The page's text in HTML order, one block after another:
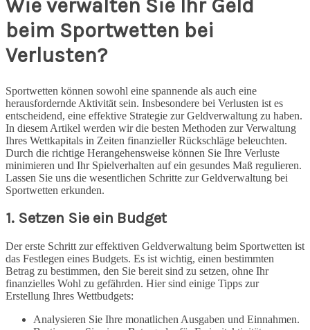
Wie verwalten Sie Ihr Geld
beim Sportwetten bei
Verlusten?
Sportwetten können sowohl eine spannende als auch eine
herausfordernde Aktivität sein. Insbesondere bei Verlusten ist es
entscheidend, eine effektive Strategie zur Geldverwaltung zu haben.
In diesem Artikel werden wir die besten Methoden zur Verwaltung
Ihres Wettkapitals in Zeiten finanzieller Rückschläge beleuchten.
Durch die richtige Herangehensweise können Sie Ihre Verluste
minimieren und Ihr Spielverhalten auf ein gesundes Maß regulieren.
Lassen Sie uns die wesentlichen Schritte zur Geldverwaltung bei
Sportwetten erkunden.
1. Setzen Sie ein Budget
Der erste Schritt zur effektiven Geldverwaltung beim Sportwetten ist
das Festlegen eines Budgets. Es ist wichtig, einen bestimmten
Betrag zu bestimmen, den Sie bereit sind zu setzen, ohne Ihr
finanzielles Wohl zu gefährden. Hier sind einige Tipps zur
Erstellung Ihres Wettbudgets:
Analysieren Sie Ihre monatlichen Ausgaben und Einnahmen.